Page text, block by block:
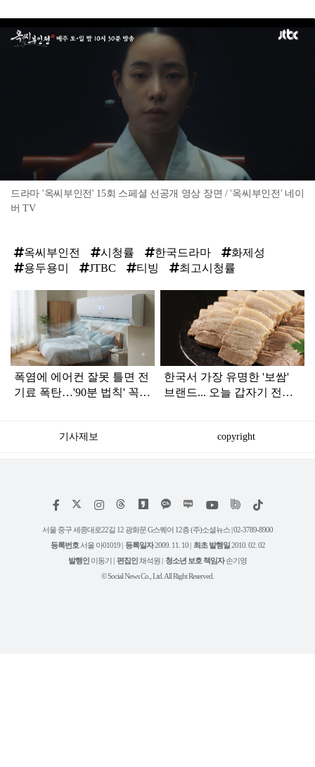
드라마 '옥씨부인전' 15회 스페셜 선공개 영상 장면 / '옥씨부인전' 네이
버 TV
옥씨부인전 시청률 한국드라마
화제성
용두용미
JTBC 티빙 최고시청률
라
폭염에 에어컨 잘못 틀면 전
기료 폭탄…'90분 법칙' 꼭
한국서 가장 유명한 '보쌈'
브랜드... 오늘 갑자기 전해
기사제보 copyright
페
스
인
타
램
위
트
유
튜
틱
서울 중구 세종대로22길 12 광화문 G스퀘어 12층 (주)소셜뉴스 | 02-3789-8900
등록번호서울 아01019 | 등록일자2009. 11. 10 | 최초 발행일 2010. 02. 02
발행인 이동기 | 편집인채석원 | 청소년 보호 책임자손기영
© Social News Co., Ltd. All Right Reserved.